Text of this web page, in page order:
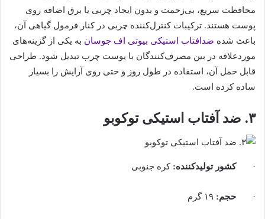
محافظت سریع، بی‌زحمت و بدون ایجاد چربی یا برق اضافه روی
پوست هستند. ترکیبات کنترل‌کننده چربی در کنار فرمول گیاهی آن،
باعث شده ضدافتاب استیکی بیوتی اف جوسان به یکی از گزینه‌های
موردعلاقه در بین مصرف‌کنندگان با پوست چرب تبدیل شود. طراحی
قابل حمل آن، استفاده در طول روز و حتی روی آرایش را بسیار
ساده کرده است.
۳. ضد آفتاب استیکی توکوبو
·کشور تولیدکننده: کره جنوبی
· حجم: